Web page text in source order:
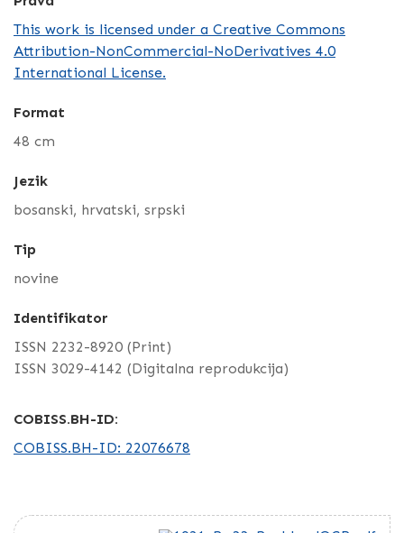
This work is licensed under a Creative Commons
Attribution-NonCommercial-NoDerivatives 4.0
International License.
Format
48 cm
Jezik
bosanski, hrvatski, srpski
Tip
novine
Identifikator
ISSN 2232-8920 (Print)
ISSN 3029-4142 (Digitalna reprodukcija)
COBISS.BH-ID:
COBISS.BH-ID: 22076678